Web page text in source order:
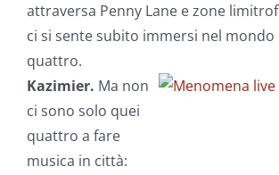
attraversa Penny Lane e zone
ci si sente subito immersi nel mondo
quattro.
Kazimier. Ma non
ci sono solo quei
quattro a fare
musica in città: